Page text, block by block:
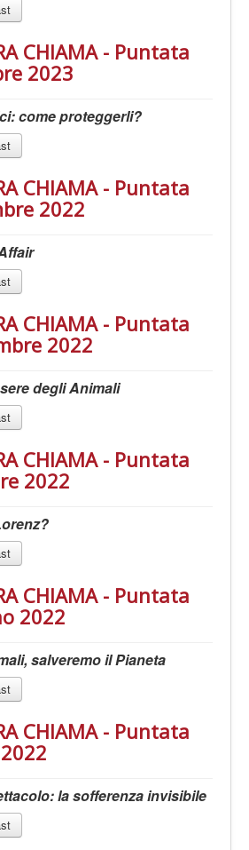
CHIAMA - Puntata
2023
come proteggerli?
CHIAMA - Puntata
2022
CHIAMA - Puntata
2022
degli Animali
CHIAMA - Puntata
2022
CHIAMA - Puntata
2022
salveremo il Pianeta
CHIAMA - Puntata
la sofferenza invisibile